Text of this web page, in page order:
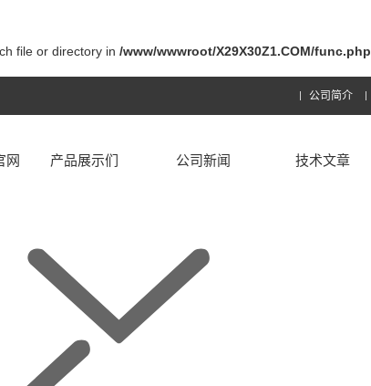
file or directory in /www/wwwroot/X29X30Z1.COM/func.php
公司简介
网 产品展示们 公司新闻 技术文章